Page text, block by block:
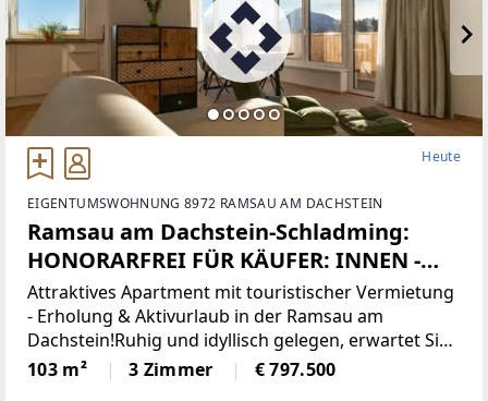
Heute
EIGENTUMSWOHNUNG 8972 RAMSAU AM DACHSTEIN
Ramsau am Dachstein-Schladming:
HONORARFREI FÜR KÄUFER: INNEN -
NUR 6,5% KAUFNEBENKOSTEN!
Apartment mit hochwertiger
Ausstattung, in einzigartiger Lage,
touristische Vermietung &
Attraktives Apartment mit touristischer Vermietung
- Erholung & Aktivurlaub in der Ramsau am
Dachstein!Ruhig und idyllisch gelegen, erwartet Sie
dieses Apartment direkt an der Loipe in der
traumhaften Region Ramsau am Dachstein – ein
103 m² 3 Zimmer € 797.500